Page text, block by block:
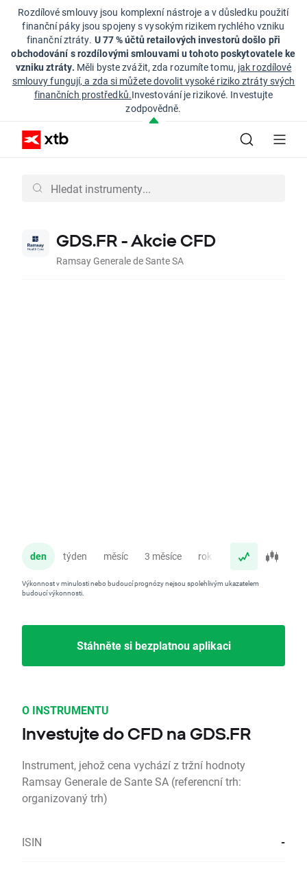
Rozdílové smlouvy jsou komplexní nástroje a v důsledku použití
finanční páky jsou spojeny s vysokým rizikem rychlého vzniku
finanční ztráty. U 77 % účtů retailových investorů došlo při
obchodování s rozdílovými smlouvami u tohoto poskytovatele ke
vzniku ztráty. Měli byste zvážit, zda rozumíte tomu, jak rozdílové
smlouvy fungují, a zda si můžete dovolit vysoké riziko ztráty svých
finančních prostředků.Investování je rizikové. Investujte
zodpovědně.
GDS.FR - Akcie CFD
Ramsay Generale de Sante SA
den týden měsíc 3 měsíce rok
Výkonnost v minulosti nebo budoucí prognózy nejsou spolehlivým ukazatelem
budoucí výkonnosti.
Stáhněte si bezplatnou aplikaci
O INSTRUMENTU
Investujte do CFD na GDS.FR
Instrument, jehož cena vychází z tržní hodnoty
Ramsay Generale de Sante SA (referencní trh:
organizovaný trh)
ISIN -